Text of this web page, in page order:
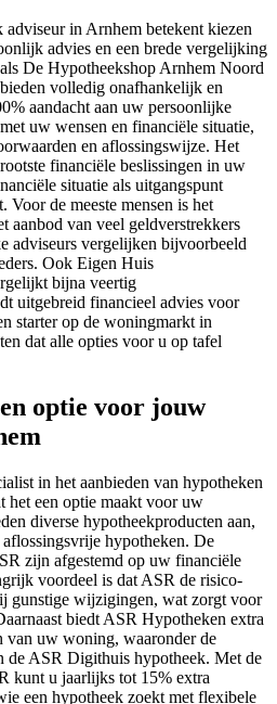
in Arnhem betekent kiezen
advies en een brede vergelijking
De Hypotheekshop Arnhem Noord
volledig onafhankelijk en
aandacht aan uw persoonlijke
uw wensen en financiële situatie,
en aflossingswijze. Het
financiële beslissingen in uw
situatie als uitgangspunt
Voor de meeste mensen is het
aanbod van veel geldverstrekkers
adviseurs vergelijken bijvoorbeeld
Ook Eigen Huis
bijna veertig
uitgebreid financieel advies voor
starter op de woningmarkt in
dat alle opties voor u op tafel
optie voor jouw
in het aanbieden van hypotheken
het een optie maakt voor uw
diverse hypotheekproducten aan,
hypotheken. De
zijn afgestemd op uw financiële
voordeel is dat ASR de risico-
gunstige wijzigingen, wat zorgt voor
biedt ASR Hypotheken extra
van uw woning, waaronder de
de ASR Digithuis hypotheek. Met de
kunt u jaarlijks tot 15% extra
een hypotheek zoekt met flexibele